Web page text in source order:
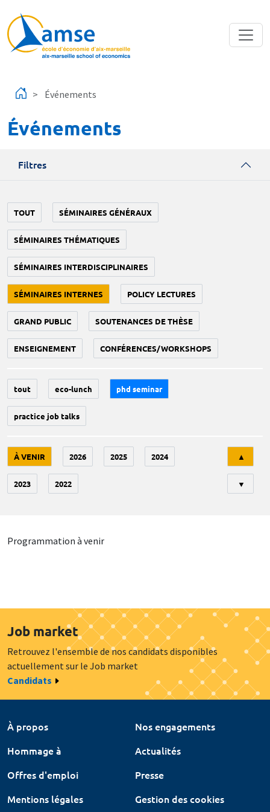
Événements
Événements
Filtres
TOUT SÉMINAIRES GÉNÉRAUX
SÉMINAIRES THÉMATIQUES
SÉMINAIRES INTERDISCIPLINAIRES
SÉMINAIRES INTERNES POLICY LECTURES
GRAND PUBLIC SOUTENANCES DE THÈSE
ENSEIGNEMENT CONFÉRENCES/WORKSHOPS
tout eco-lunch phd seminar
practice job talks
À VENIR 2026 2025 2024
2023 2022
▲
▼
Programmation à venir
Job market
Retrouvez l'ensemble de nos candidats disponibles
actuellement sur le Job market
Candidats
À propos
Nos engagements
Hommage à
Actualités
Offres d'emploi
Presse
Mentions légales
Gestion des cookies